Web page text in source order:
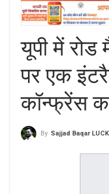
यूपी में
पर एक
कॉन्फ्रेंस
By Sajjad Baqar